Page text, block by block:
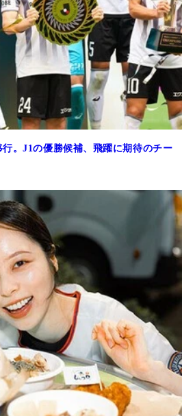
。J1の優勝候補、飛躍に期待のチー